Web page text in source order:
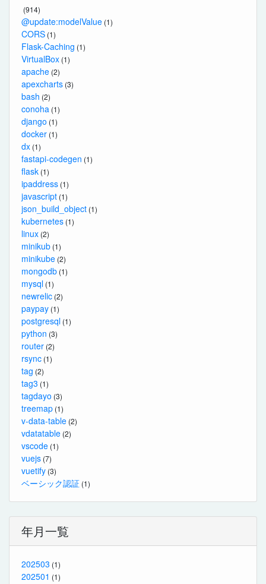
(914)
@update:modelValue (1)
CORS (1)
Flask-Caching (1)
VirtualBox (1)
apache (2)
apexcharts (3)
bash (2)
conoha (1)
django (1)
docker (1)
dx (1)
fastapi-codegen (1)
flask (1)
ipaddress (1)
javascript (1)
json_build_object (1)
kubernetes (1)
linux (2)
minikub (1)
minikube (2)
mongodb (1)
mysql (1)
newrelic (2)
paypay (1)
postgresql (1)
python (3)
router (2)
rsync (1)
tag (2)
tag3 (1)
tagdayo (3)
treemap (1)
v-data-table (2)
vdatatable (2)
vscode (1)
vuejs (7)
vuetify (3)
ベーシック認証 (1)
年月一覧
202503 (1)
202501 (1)